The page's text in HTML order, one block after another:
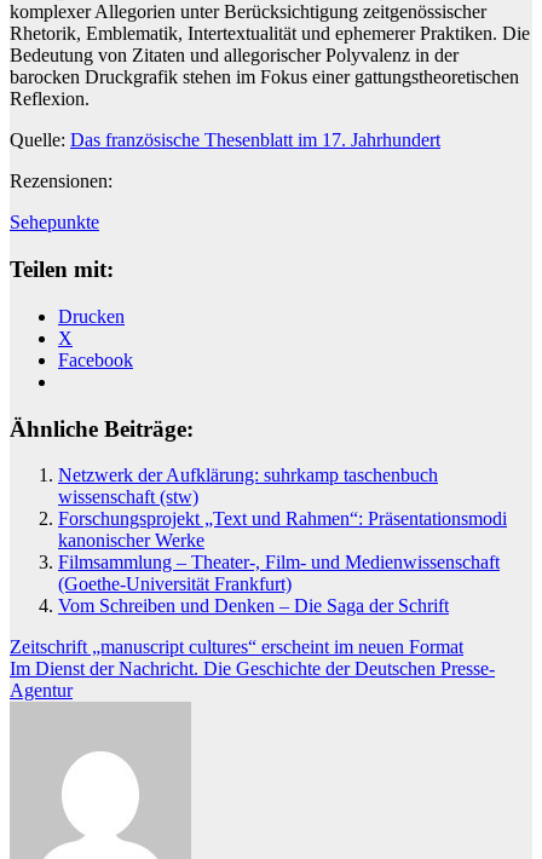
komplexer Allegorien unter Berücksichtigung zeitgenössischer
Rhetorik, Emblematik, Intertextualität und ephemerer Praktiken. Die
Bedeutung von Zitaten und allegorischer Polyvalenz in der
barocken Druckgrafik stehen im Fokus einer gattungstheoretischen
Reflexion.
Quelle: Das französische Thesenblatt im 17. Jahrhundert
Rezensionen:
Sehepunkte
Teilen mit:
Drucken
X
Facebook
Ähnliche Beiträge:
Netzwerk der Aufklärung: suhrkamp taschenbuch
wissenschaft (stw)
Forschungsprojekt „Text und Rahmen“: Präsentationsmodi
kanonischer Werke
Filmsammlung – Theater-, Film- und Medienwissenschaft
(Goethe-Universität Frankfurt)
Vom Schreiben und Denken – Die Saga der Schrift
Beitragsnavigation
Zeitschrift „manuscript cultures“ erscheint im neuen Format
Im Dienst der Nachricht. Die Geschichte der Deutschen Presse-
Agentur